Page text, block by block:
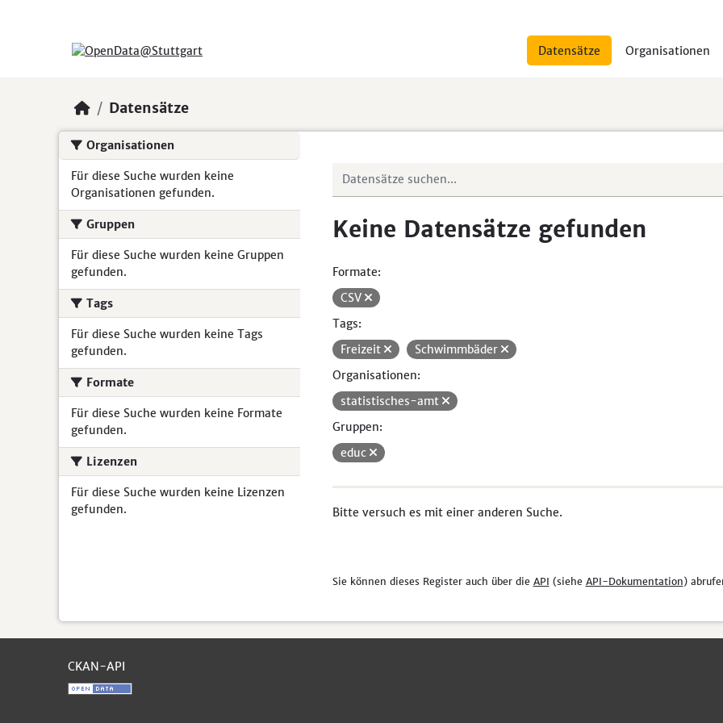
Datensätze Organisationen
Datensätze
Organisationen
Für diese Suche wurden keine
Organisationen gefunden.
Gruppen
Für diese Suche wurden keine Gruppen
gefunden.
Tags
Für diese Suche wurden keine Tags
gefunden.
Formate
Für diese Suche wurden keine Formate
gefunden.
Lizenzen
Für diese Suche wurden keine Lizenzen
gefunden.
Keine Datensätze gefunden
Formate:
CSV
Tags:
Freizeit
Schwimmbäder
Organisationen:
statistisches-amt
Gruppen:
educ
Bitte versuch es mit einer anderen Suche.
Sie können dieses Register auch über die API (siehe API-Dokumentation)
CKAN-API